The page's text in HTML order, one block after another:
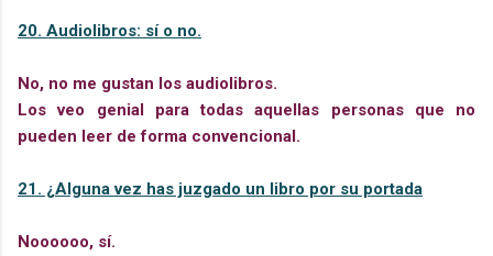
20. Audiolibros: sí o no.
No, no me gustan los audiolibros.
Los veo genial para todas aquellas personas que no
pueden leer de forma convencional.
21. ¿Alguna vez has juzgado un libro por su portada
Noooooo, sí.